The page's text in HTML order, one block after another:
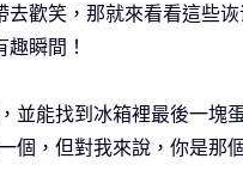
歡笑，那就來看看這些
瞬間！
並能找到冰箱裡最後一塊
個，但對我來說，你是那